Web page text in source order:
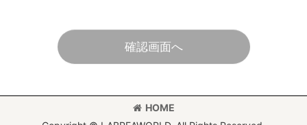
確認画面へ
HOME